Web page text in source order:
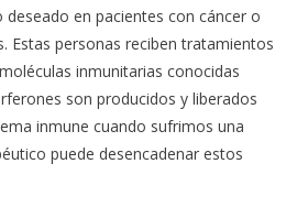
en pacientes con cáncer o
Estas personas reciben tratamientos
inmunitarias conocidas
son producidos y liberados
inmune cuando sufrimos una
puede desencadenar estos